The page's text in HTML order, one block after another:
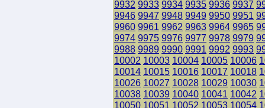
9932 9933 9934 9935 9936 9937
9946 9947 9948 9949 9950 9951
9960 9961 9962 9963 9964 9965
9974 9975 9976 9977 9978 9979
9988 9989 9990 9991 9992 9993
10002 10003 10004 10005 10006
10014 10015 10016 10017 10018
10026 10027 10028 10029 10030
10038 10039 10040 10041 10042
10050 10051 10052 10053 10054